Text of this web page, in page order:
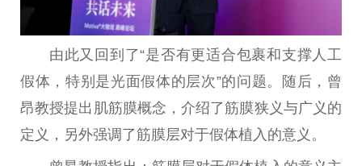
由此又回到了“是否有更适合包裹和支撑人工
假体，特别是光面假体的层次”的问题。随后，曾
昂教授提出 肌筋膜概念，介绍了筋膜狭义与广义的
定义，另外强调了筋膜层对于假体植入的意义。